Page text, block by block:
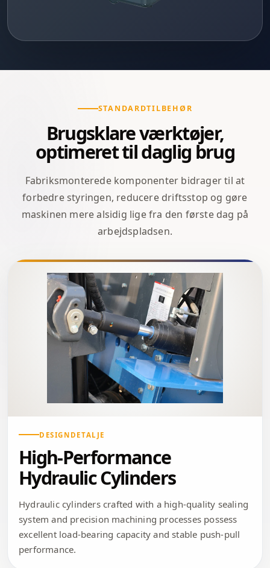
STANDARDTILBEHØR
Brugsklare værktøjer,
optimeret til daglig brug
Fabriksmonterede komponenter bidrager til at
forbedre styringen, reducere driftsstop og gøre
maskinen mere alsidig lige fra den første dag på
arbejdspladsen.
DESIGNDETALJE
High-Performance
Hydraulic Cylinders
Hydraulic cylinders crafted with a high-quality sealing
system and precision machining processes possess
excellent load-bearing capacity and stable push-pull
performance.